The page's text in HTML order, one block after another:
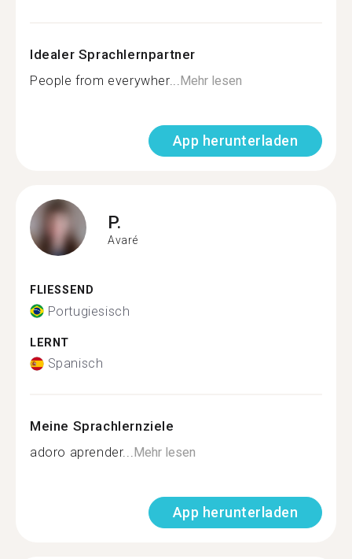
Idealer Sprachlernpartner
People from everywher...Mehr lesen
App herunterladen
P.
Avaré
FLIESSEND
Portugiesisch
LERNT
Spanisch
Meine Sprachlernziele
adoro aprender...Mehr lesen
App herunterladen